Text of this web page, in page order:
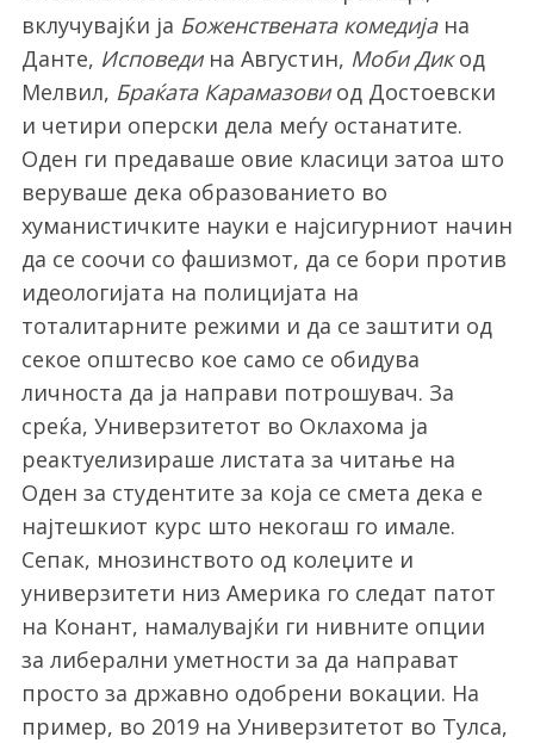
вклучувајќи ја Боженствената комедијана
Данте, Исповедина Августин, Моби Дикод
Мелвил, Браќата Карамазовиод Достоевски
и четири оперски дела меѓу останатите.
Оден ги предаваше овие класици затоа што
веруваше дека образованието во
хуманистичките науки е најсигурниот начин
да се соочи со фашизмот, да се бори против
идеологијата на полицијата на
тоталитарните режими и да се заштити од
секое општесво кое само се обидува
личноста да ја направи потрошувач. За
среќа, Универзитетот во Оклахома ја
реактуелизираше листата за читање на
Оден за студентите за која се смета дека е
најтешкиот курс што некогаш го имале.
Сепак, мнозинството од колеџите и
универзитети низ Америка го следат патот
на Конант, намалувајќи ги нивните опции
за либерални уметности за да направат
просто за државно одобрени вокации. На
пример, во 2019 на Универзитетот во Тулса,
S
a
r
c
h
o
r
: